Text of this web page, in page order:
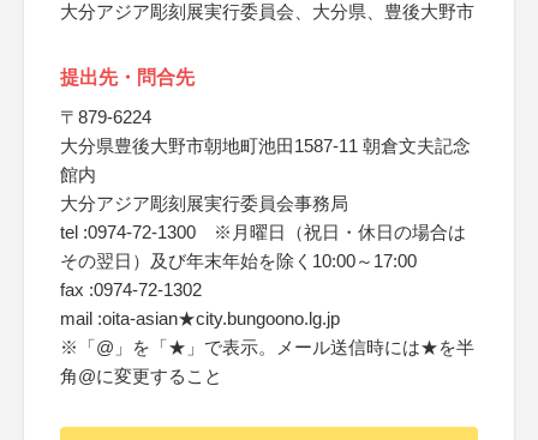
大分アジア彫刻展実行委員会、大分県、豊後大野市
提出先・問合先
〒879-6224
大分県豊後大野市朝地町池田1587-11 朝倉文夫記念
館内
大分アジア彫刻展実行委員会事務局
tel :0974-72-1300 ※月曜日（祝日・休日の場合は
その翌日）及び年末年始を除く10:00～17:00
fax :0974-72-1302
mail :oita-asian★city.bungoono.lg.jp
※「@」を「★」で表示。メール送信時には★を半
角@に変更すること